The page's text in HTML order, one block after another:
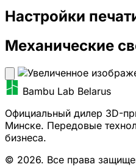
Настройки
Механические
Bambu Lab Belarus
Официальный дилер 3D-
Минске. Передовые
бизнеса.
© 2026. Все права